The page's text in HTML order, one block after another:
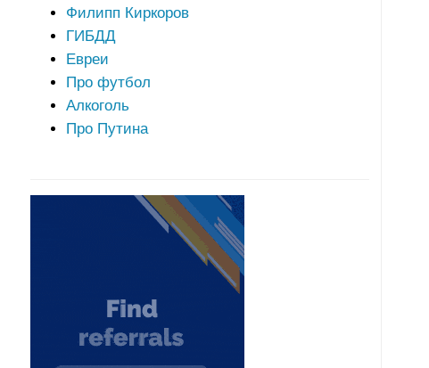
Филипп Киркоров
ГИБДД
Евреи
Про футбол
Алкоголь
Про Путина